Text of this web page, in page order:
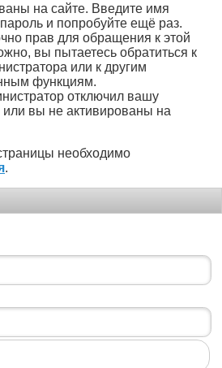
на сайте. Введите имя
и попробуйте ещё раз.
прав для обращения к этой
вы пытаетесь обратиться к
или к другим
функциям.
отключил вашу
или вы не активированы на
необходимо
.